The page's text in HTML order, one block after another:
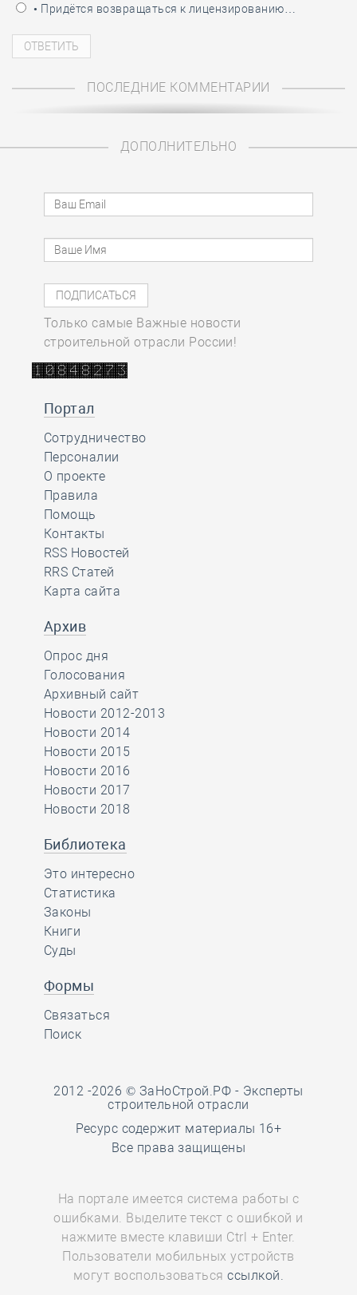
http://zanostroy.ru wants to:
Show notifications
• Придётся возвращаться к лицензированию…
ПОСЛЕДНИЕ КОММЕНТАРИИ
ДОПОЛНИТЕЛЬНО
Только самые Важные новости
строительной отрасли России!
Портал
Сотрудничество
Персоналии
О проекте
Правила
Помощь
Контакты
RSS Новостей
RRS Статей
Карта сайта
Архив
Опрос дня
Голосования
Архивный сайт
Новости 2012-2013
Новости 2014
Новости 2015
Новости 2016
Новости 2017
Новости 2018
Библиотека
Это интересно
Статистика
Законы
Книги
Суды
Формы
Связаться
Поиск
2012 -2026 © ЗаНоСтрой.РФ - Эксперты
строительной отрасли
Ресурс содержит материалы 16+
Все права защищены
На портале имеется система работы с
ошибками. Выделите текст с ошибкой и
нажмите вместе клавиши Ctrl + Enter.
Пользователи мобильных устройств
могут воспользоватьсяссылкой.